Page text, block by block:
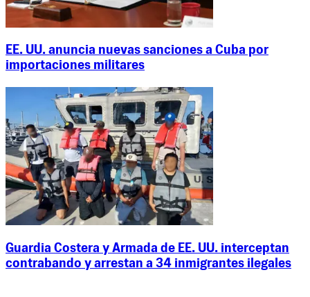
EE. UU. anuncia nuevas sanciones a Cuba por
importaciones militares
Guardia Costera y Armada de EE. UU. interceptan
contrabando y arrestan a 34 inmigrantes ilegales